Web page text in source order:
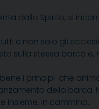
dallo Spirito, si
e non solo gli
sulla stessa barca e,
i principi che
della barca.
insieme, in cammino.